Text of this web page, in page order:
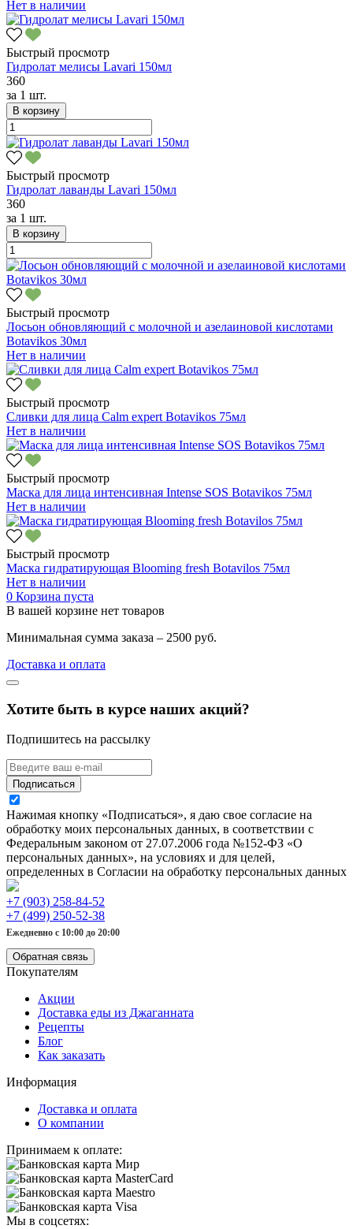
Нет в наличии
Быстрый просмотр
Гидролат мелисы Lavari 150мл
360
за 1 шт.
В корзину
Быстрый просмотр
Гидролат лаванды Lavari 150мл
360
за 1 шт.
В корзину
Быстрый просмотр
Лосьон обновляющий с молочной и азелаиновой кислотами
Botavikos 30мл
Нет в наличии
Быстрый просмотр
Сливки для лица Calm expert Botavikos 75мл
Нет в наличии
Быстрый просмотр
Маска для лица интенсивная Intense SOS Botavikos 75мл
Нет в наличии
Быстрый просмотр
Маска гидратирующая Blooming fresh Botavilos 75мл
Нет в наличии
0 Корзина пуста
В вашей корзине нет товаров
Минимальная сумма заказа – 2500 руб.
Доставка и оплата
Хотите быть в курсе наших акций?
Подпишитесь на рассылку
Подписаться
Нажимая кнопку «Подписаться», я даю свое согласие на
обработку моих персональных данных, в соответствии с
Федеральным законом от 27.07.2006 года №152-ФЗ «О
персональных данных», на условиях и для целей,
определенных в Согласии на обработку персональных данных
+7 (903) 258-84-52
+7 (499) 250-52-38
Ежедневно с 10:00 до 20:00
Обратная связь
Покупателям
Акции
Доставка еды из Джаганната
Рецепты
Блог
Как заказать
Информация
Доставка и оплата
О компании
Принимаем к оплате:
Мы в соцсетях: